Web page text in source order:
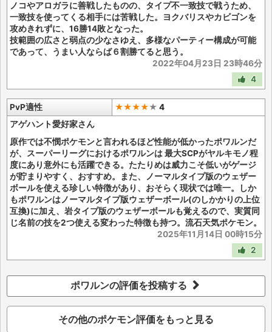
ノコやアロガラに善戦したものの、タイプ不一致技で戦うため、
一致技を使ってくる相手には苦戦した。ヨクバリスやカビゴンを
攻めきれずに、16勝14敗となった。
技範囲の広さと弱点の少なさゆえ、多様なパーティー構成が可能
であって、うまい人ならば６割勝てると思う。
2022年04月23日 23時46分
4
PvP適性 ★★★★★ 4
アゲハント愛好家さん
原作では不憫ポケモンと言われるほど性能が低かったポワルンだ
が、スーパーリーグにおけるポワルンは 最大SCPがヤルキモノ程
度にあり意外にも活躍できる。たたりめは威力こそ低いがゲージ
が貯まりやすく、おすすめ。また、ノーマルタイプ版のウェザー
ボールを使える珍しい特徴があり、おそらく現状では唯一。しか
もポワルンはノーマルタイプ版ウェザーボール(のしかかりの上位
互換)に加え、岩タイプ版のウェザーボールも覚えるので、実質同
じ名前の技を2つ使える変わった特徴も持つ。流石天気ポケモン。
2025年11月14日 00時15分
2
ポワルンの評価を投稿する
その他のポケモン評価をもっと見る